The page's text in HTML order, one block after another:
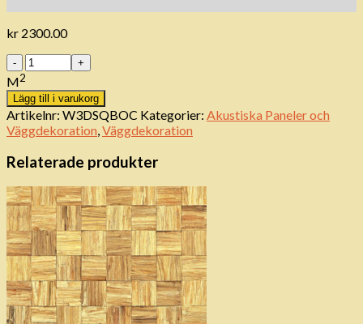
kr 2300.00
Antal
M2
Lägg till i varukorg
Artikelnr: W3DSQBOC Kategorier: Akustiska Paneler och
Väggdekoration,Väggdekoration
Relaterade produkter